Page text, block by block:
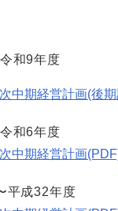
和9年度
中期経営計画(後
和6年度
中期経営計画
平成32年度